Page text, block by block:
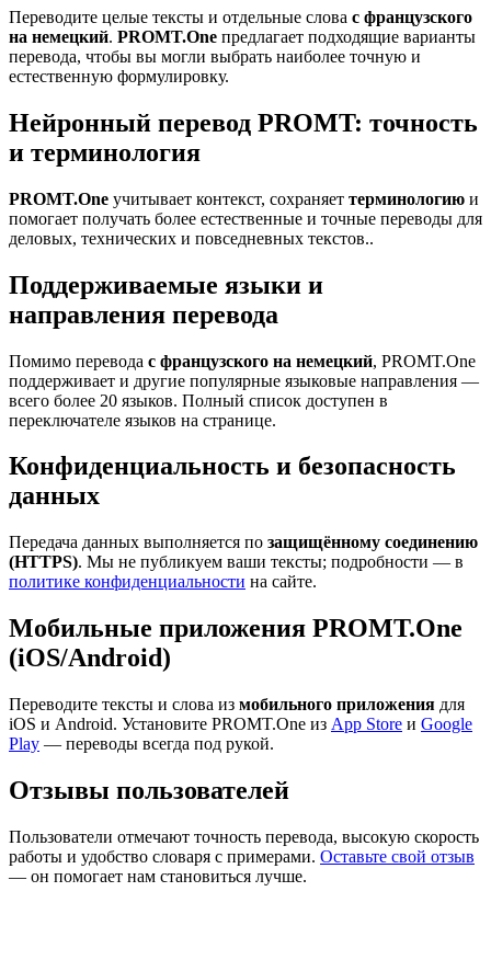
Переводите целые тексты и отдельные слова с французского
на немецкий. PROMT.One предлагает подходящие варианты
перевода, чтобы вы могли выбрать наиболее точную и
естественную формулировку.
Нейронный перевод PROMT: точность
и терминология
PROMT.One учитывает контекст, сохраняет терминологию и
помогает получать более естественные и точные переводы для
деловых, технических и повседневных текстов..
Поддерживаемые языки и
направления перевода
Помимо перевода с французского на немецкий, PROMT.One
поддерживает и другие популярные языковые направления —
всего более 20 языков. Полный список доступен в
переключателе языков на странице.
Конфиденциальность и безопасность
данных
Передача данных выполняется по защищённому соединению
(HTTPS). Мы не публикуем ваши тексты; подробности — в
политике конфиденциальности на сайте.
Мобильные приложения PROMT.One
(iOS/Android)
Переводите тексты и слова из мобильного приложения для
iOS и Android. Установите PROMT.One из App Store и Google
Play — переводы всегда под рукой.
Отзывы пользователей
Пользователи отмечают точность перевода, высокую скорость
работы и удобство словаря с примерами. Оставьте свой отзыв
— он помогает нам становиться лучше.